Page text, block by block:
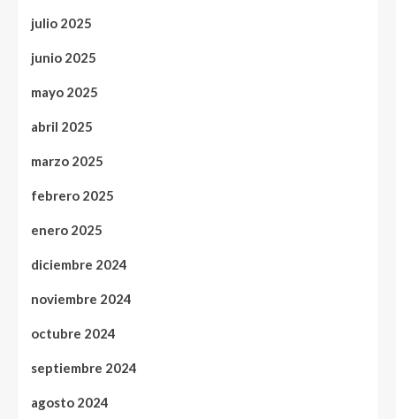
julio 2025
junio 2025
mayo 2025
abril 2025
marzo 2025
febrero 2025
enero 2025
diciembre 2024
noviembre 2024
octubre 2024
septiembre 2024
agosto 2024